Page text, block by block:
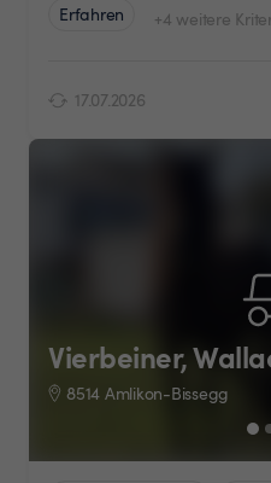
Erfahren
+4 weitere
17.07.2026
Vierbeiner,
8514 Amlikon-Bissegg